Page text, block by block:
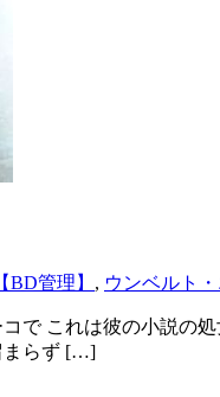
BD管理】 , ウンベルト
で これは彼の小説の
まらず […]